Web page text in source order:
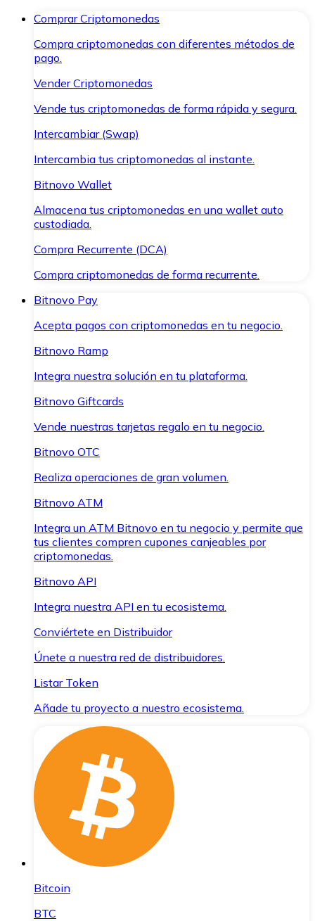
Comprar Criptomonedas
Compra criptomonedas con diferentes métodos de
pago.
Vender Criptomonedas
Vende tus criptomonedas de forma rápida y segura.
Intercambiar (Swap)
Intercambia tus criptomonedas al instante.
Bitnovo Wallet
Almacena tus criptomonedas en una wallet auto
custodiada.
Compra Recurrente (DCA)
Compra criptomonedas de forma recurrente.
Bitnovo Pay
Acepta pagos con criptomonedas en tu negocio.
Bitnovo Ramp
Integra nuestra solución en tu plataforma.
Bitnovo Giftcards
Vende nuestras tarjetas regalo en tu negocio.
Bitnovo OTC
Realiza operaciones de gran volumen.
Bitnovo ATM
Integra un ATM Bitnovo en tu negocio y permite que
tus clientes compren cupones canjeables por
criptomonedas.
Bitnovo API
Integra nuestra API en tu ecosistema.
Conviértete en Distribuidor
Únete a nuestra red de distribuidores.
Listar Token
Añade tu proyecto a nuestro ecosistema.
Bitcoin
BTC